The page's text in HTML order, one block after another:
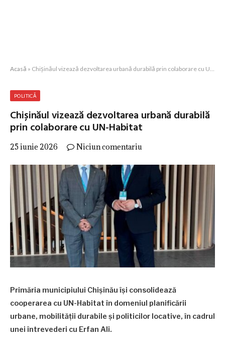
Acasă » Chișinăul vizează dezvoltarea urbană durabilă prin colaborare cu UN-Habitat
POLITICĂ
Chișinăul vizează dezvoltarea urbană durabilă
prin colaborare cu UN-Habitat
25 iunie 2026 Niciun comentariu
Primăria municipiului Chișinău își consolidează
cooperarea cu UN-Habitat în domeniul planificării
urbane, mobilității durabile și politicilor locative, în cadrul
unei întrevederi cu Erfan Ali.